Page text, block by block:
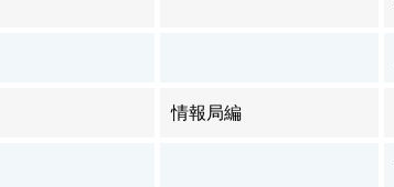
情報局編